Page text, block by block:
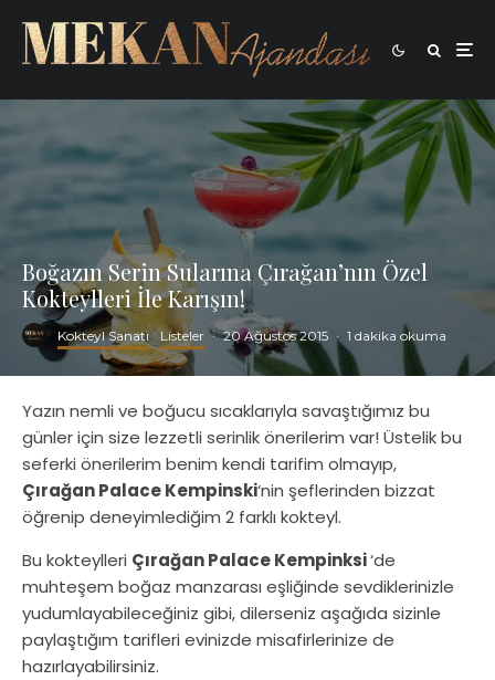
Boğazın Serin Sularına Çırağan’nın Özel
Kokteylleri İle Karışın!
Kokteyl Sanatı Listeler · 20 Ağustos 2015 · 1 dakika okuma
Yazın nemli ve boğucu sıcaklarıyla savaştığımız bu
günler için size lezzetli serinlik önerilerim var! Üstelik bu
seferki önerilerim benim kendi tarifim olmayıp,
Çırağan Palace Kempinski‘nin şeflerinden bizzat
öğrenip deneyimlediğim 2 farklı kokteyl.
Bu kokteylleri Çırağan Palace Kempinksi‘de
muhteşem boğaz manzarası eşliğinde sevdiklerinizle
yudumlayabileceğiniz gibi, dilerseniz aşağıda sizinle
paylaştığım tarifleri evinizde misafirlerinize de
hazırlayabilirsiniz.